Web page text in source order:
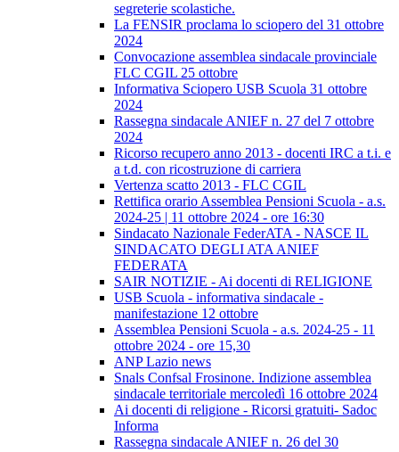
segreterie scolastiche.
La FENSIR proclama lo sciopero del 31 ottobre
2024
Convocazione assemblea sindacale provinciale
FLC CGIL 25 ottobre
Informativa Sciopero USB Scuola 31 ottobre
2024
Rassegna sindacale ANIEF n. 27 del 7 ottobre
2024
Ricorso recupero anno 2013 - docenti IRC a t.i. e
a t.d. con ricostruzione di carriera
Vertenza scatto 2013 - FLC CGIL
Rettifica orario Assemblea Pensioni Scuola - a.s.
2024-25 | 11 ottobre 2024 - ore 16:30
Sindacato Nazionale FederATA - NASCE IL
SINDACATO DEGLI ATA ANIEF
FEDERATA
SAIR NOTIZIE - Ai docenti di RELIGIONE
USB Scuola - informativa sindacale -
manifestazione 12 ottobre
Assemblea Pensioni Scuola - a.s. 2024-25 - 11
ottobre 2024 - ore 15,30
ANP Lazio news
Snals Confsal Frosinone. Indizione assemblea
sindacale territoriale mercoledì 16 ottobre 2024
Ai docenti di religione - Ricorsi gratuiti- Sadoc
Informa
Rassegna sindacale ANIEF n. 26 del 30